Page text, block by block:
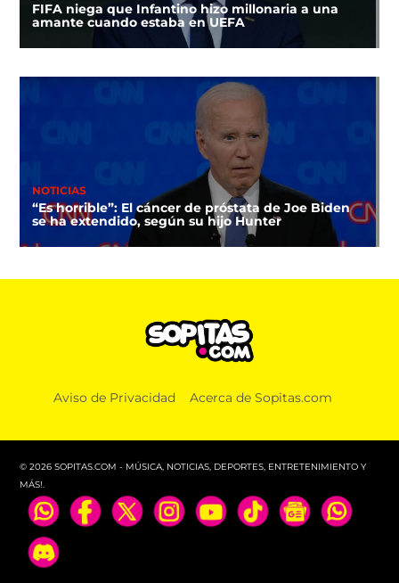
FIFA niega que Infantino hizo millonaria a una
amante cuando estaba en UEFA
NOTICIAS
“Es horrible”: El cáncer de próstata de Joe Biden
se ha extendido, según su hijo Hunter
Aviso de Privacidad Acerca de Sopitas.com
© 2026 SOPITAS.COM - MÚSICA, NOTICIAS, DEPORTES, ENTRETENIMIENTO Y
MÁS!.